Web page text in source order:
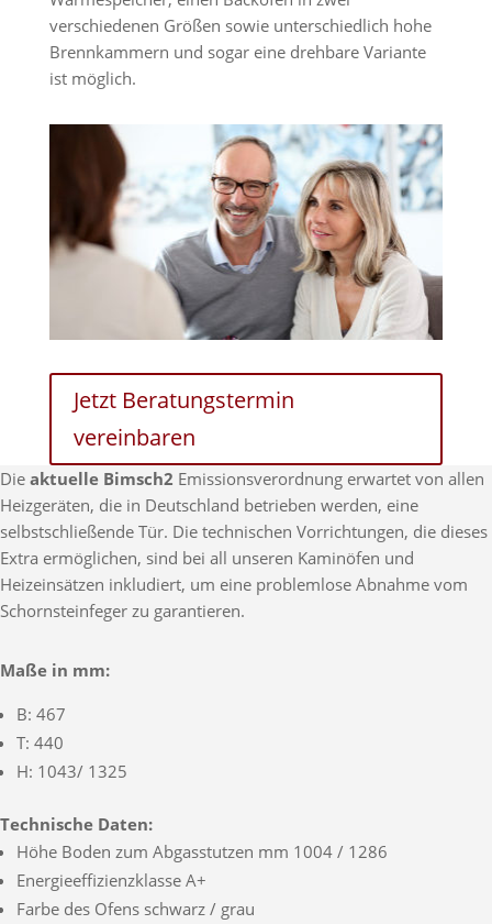
verschiedenen Größen sowie unterschiedlich hohe
Brennkammern und sogar eine drehbare Variante
ist möglich.
Jetzt Beratungstermin
vereinbaren
Die aktuelle Bimsch2 Emissionsverordnung erwartet von allen
Heizgeräten, die in Deutschland betrieben werden, eine
selbstschließende Tür. Die technischen Vorrichtungen, die dieses
Extra ermöglichen, sind bei all unseren Kaminöfen und
Heizeinsätzen inkludiert, um eine problemlose Abnahme vom
Schornsteinfeger zu garantieren.
Maße in mm:
B: 467
T: 440
H: 1043/ 1325
Technische Daten:
Höhe Boden zum Abgasstutzen mm 1004 / 1286
Energieeffizienzklasse A+
Farbe des Ofens schwarz / grau